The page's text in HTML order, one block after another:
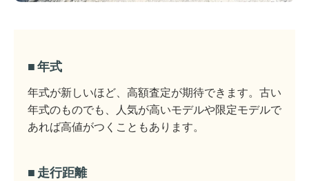
年式
年式が新しいほど、高額査定が期待できます。古い
年式のものでも、人気が高いモデルや限定モデルで
あれば高値がつくこともあります。
走行距離